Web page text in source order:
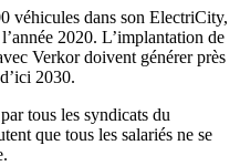
véhicules dans son ElectriCity,
2020. L’implantation de
Verkor doivent générer près
2030.
tous les syndicats du
que tous les salariés ne se